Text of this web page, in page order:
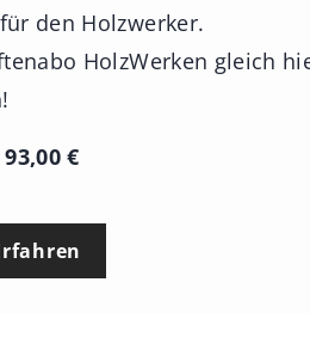
den Holzwerker.
HolzWerken gleich
93,00€P
e